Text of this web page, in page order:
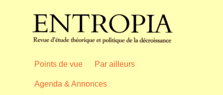
Points de vue Par ailleurs
Agenda & Annonces